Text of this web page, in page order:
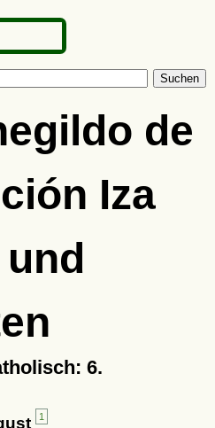
Suchen
de
Iza
6.
1